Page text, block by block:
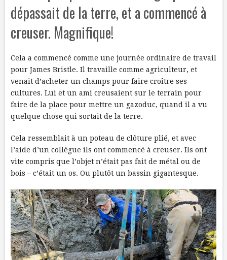
dépassait de la terre, et a commencé à
creuser. Magnifique!
Cela a commencé comme une journée ordinaire de travail
pour James Bristle. Il travaille comme agriculteur, et
venait d’acheter un champs pour faire croître ses
cultures. Lui et un ami creusaient sur le terrain pour
faire de la place pour mettre un gazoduc, quand il a vu
quelque chose qui sortait de la terre.
Cela ressemblait à un poteau de clôture plié, et avec
l’aide d’un collègue ils ont commencé à creuser. Ils ont
vite compris que l’objet n’était pas fait de métal ou de
bois – c’était un os. Ou plutôt un bassin gigantesque.